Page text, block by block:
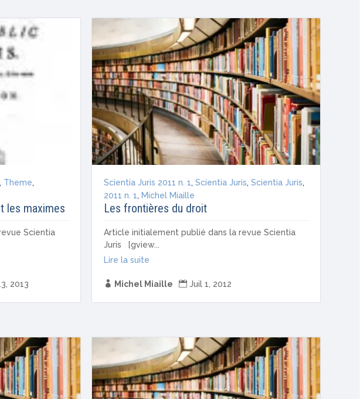
, Theme,
les maximes
Scientia
2013
Scientia Juris 2011 n. 1, Scientia Juris, Scientia Juris,
2011 n. 1, Michel Miaille
Les frontières du droit
Article initialement publié dans la revue Scientia
Juris [gview...
Lire la suite
 Michel Miaille  Juil 1, 2012